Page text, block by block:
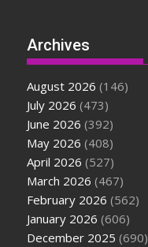
Archives
August 2026 (146)
July 2026 (473)
June 2026 (392)
May 2026 (408)
April 2026 (527)
March 2026 (467)
February 2026 (562)
January 2026 (606)
December 2025 (690)